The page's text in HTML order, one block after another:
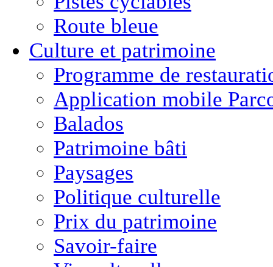
Route bleue
Culture et patrimoine
Programme de
Application mobile
Balados
Patrimoine bâti
Paysages
Politique culturelle
Prix du patrimoine
Savoir-faire